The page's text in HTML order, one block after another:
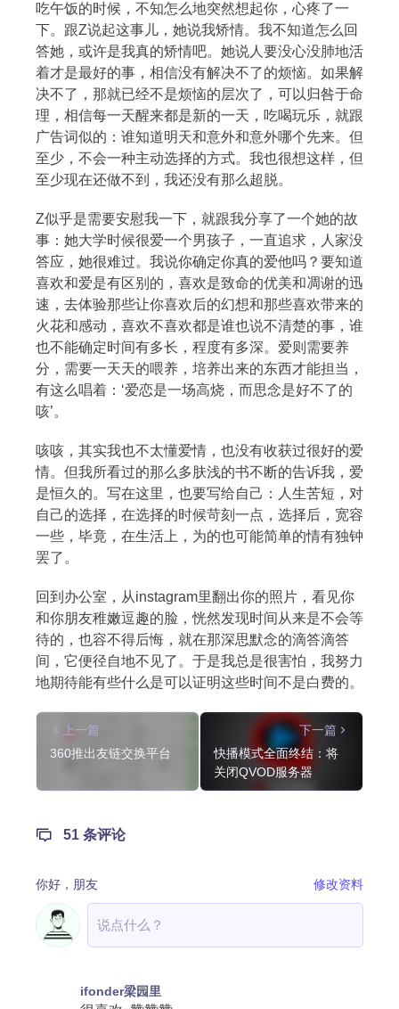
生活 音乐 微博 故事 杂志
摄影
吃午饭的时候，不知怎么地突然想起你，心疼了一
下。跟Z说起这事儿，她说我矫情。我不知道怎么回
答她，或许是我真的矫情吧。她说人要没心没肺地活
着才是最好的事，相信没有解决不了的烦恼。如果解
决不了，那就已经不是烦恼的层次了，可以归咎于命
理，相信每一天醒来都是新的一天，吃喝玩乐，就跟
广告词似的：谁知道明天和意外和意外哪个先来。但
至少，不会一种主动选择的方式。我也很想这样，但
至少现在还做不到，我还没有那么超脱。
Z似乎是需要安慰我一下，就跟我分享了一个她的故
事：她大学时候很爱一个男孩子，一直追求，人家没
答应，她很难过。我说你确定你真的爱他吗？要知道
喜欢和爱是有区别的，喜欢是致命的优美和凋谢的迅
速，去体验那些让你喜欢后的幻想和那些喜欢带来的
火花和感动，喜欢不喜欢都是谁也说不清楚的事，谁
也不能确定时间有多长，程度有多深。爱则需要养
分，需要一天天的喂养，培养出来的东西才能担当，
有这么唱着：‘爱恋是一场高烧，而思念是好不了的
咳’。
咳咳，其实我也不太懂爱情，也没有收获过很好的爱
情。但我所看过的那么多肤浅的书不断的告诉我，爱
是恒久的。写在这里，也要写给自己：人生苦短，对
自己的选择，在选择的时候苛刻一点，选择后，宽容
一些，毕竟，在生活上，为的也可能简单的情有独钟
罢了。
回到办公室，从instagram里翻出你的照片，看见你
和你朋友稚嫩逗趣的脸，恍然发现时间从来是不会等
待的，也容不得后悔，就在那深思默念的滴答滴答
间，它便径自地不见了。于是我总是很害怕，我努力
地期待能有些什么是可以证明这些时间不是白费的。
上一篇
360推出友链交换平台
下一篇
快播模式全面终结：将
关闭QVOD服务器
51 条评论
你好， 朋友 修改资料
ifonder梁园里